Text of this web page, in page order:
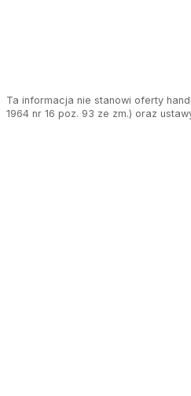
Ta informacja nie stanowi oferty
1964 nr 16 poz. 93 ze zm.) oraz